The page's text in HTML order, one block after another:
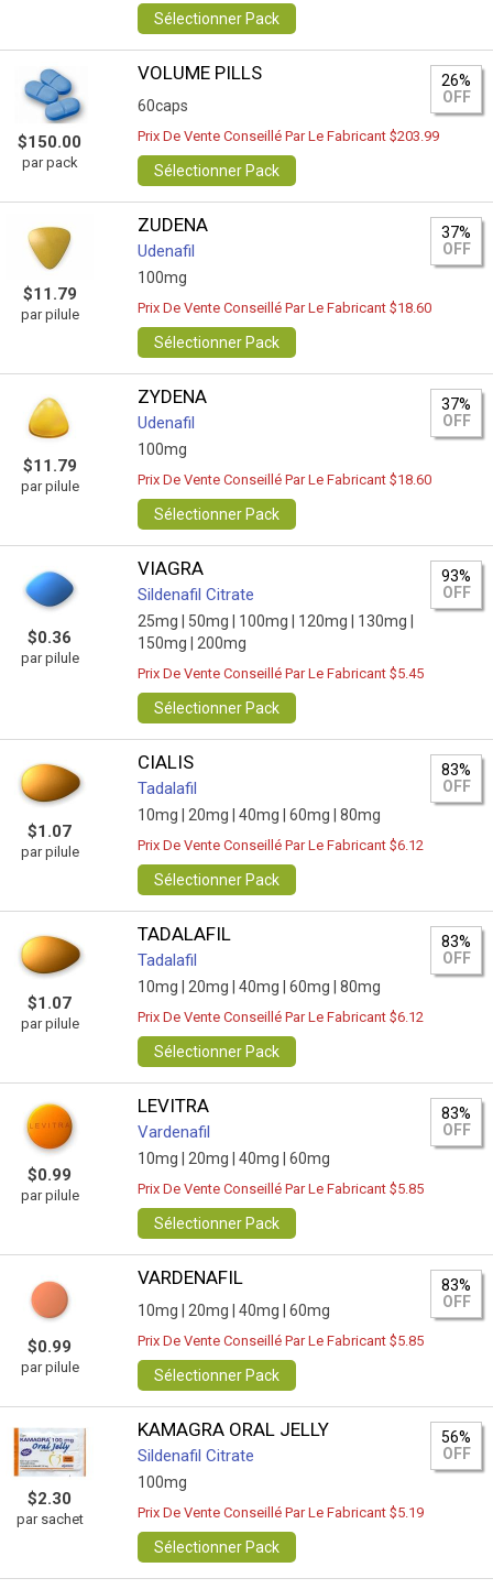
Sélectionner Pack
$150.00
par pack
VOLUME PILLS
60caps
26%
OFF
Prix De Vente Conseillé Par Le Fabricant $203.99
Sélectionner Pack
$11.79
par pilule
ZUDENA
Udenafil
100mg
37%
OFF
Prix De Vente Conseillé Par Le Fabricant $18.60
Sélectionner Pack
$11.79
par pilule
ZYDENA
Udenafil
100mg
37%
OFF
Prix De Vente Conseillé Par Le Fabricant $18.60
Sélectionner Pack
$0.36
par pilule
VIAGRA
Sildenafil Citrate
25mg | 50mg | 100mg | 120mg |
130mg |
150mg |
200mg
93%
OFF
Prix De Vente Conseillé Par Le Fabricant $5.45
Sélectionner Pack
$1.07
par pilule
CIALIS
Tadalafil
10mg | 20mg | 40mg | 60mg | 80mg
83%
OFF
Prix De Vente Conseillé Par Le Fabricant $6.12
Sélectionner Pack
$1.07
par pilule
TADALAFIL
Tadalafil
10mg | 20mg | 40mg | 60mg | 80mg
83%
OFF
Prix De Vente Conseillé Par Le Fabricant $6.12
Sélectionner Pack
$0.99
par pilule
LEVITRA
Vardenafil
10mg | 20mg | 40mg | 60mg
83%
OFF
Prix De Vente Conseillé Par Le Fabricant $5.85
Sélectionner Pack
$0.99
par pilule
VARDENAFIL
10mg | 20mg | 40mg | 60mg
83%
OFF
Prix De Vente Conseillé Par Le Fabricant $5.85
Sélectionner Pack
$2.30
par sachet
KAMAGRA ORAL JELLY
Sildenafil Citrate
100mg
56%
OFF
Prix De Vente Conseillé Par Le Fabricant $5.19
Sélectionner Pack